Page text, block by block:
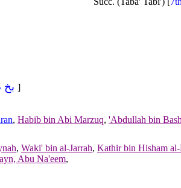
بخ ]
, Habib bin Abi Marzuq, 'Abdullah bin
, Waki' bin al-Jarrah, Kathir bin Hisham
Abu Na'eem,